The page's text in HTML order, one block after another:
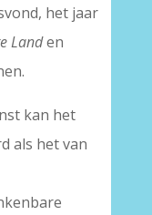
het jaar
Landen
kan het
als het van